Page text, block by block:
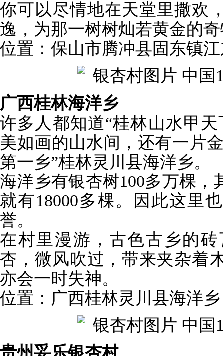
你可以尽情地在天堂里撒欢
逸，为那一树树灿若黄金的
位置：保山市腾冲县固东镇
广西桂林海洋乡
许多人都知道“桂林山水甲
美如画的山水间，还有一片
第一乡”桂林灵川县海洋乡。
海洋乡有银杏树100多万棵，
就有18000多棵。因此这里
誉。
在村里漫游，古色古乡的
杏，微风吹过，带来夹杂着
亦会一时失神。
位置：广西桂林灵川县海洋乡
贵州妥乐银杏村